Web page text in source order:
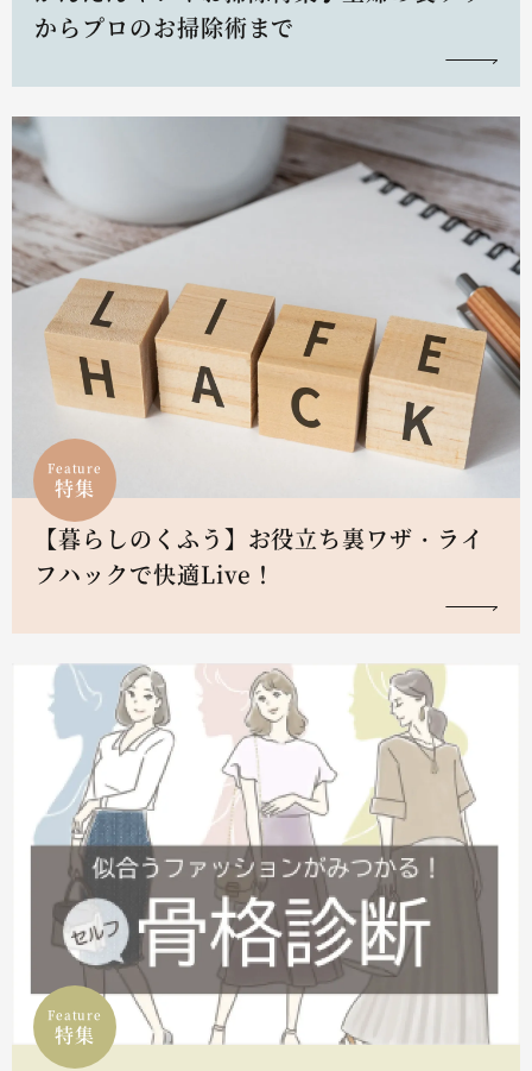
からプロのお掃除術まで
Feature
特集
【暮らしのくふう】お役立ち裏ワザ・ライ
フハックで快適Live！
Feature
特集